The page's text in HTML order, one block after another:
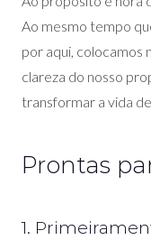
Ao mesmo tempo
por aqui, colocamos
clareza do nosso
transformar a vida
Prontas
1.